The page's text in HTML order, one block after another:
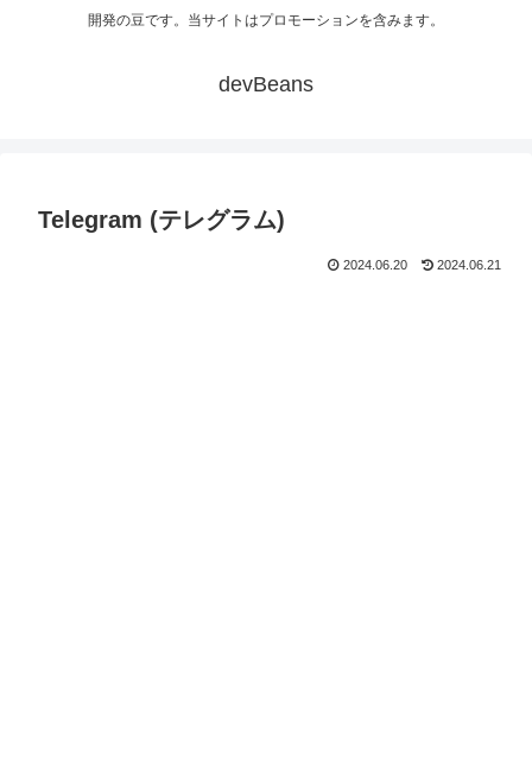
開発の豆です。当サイトはプロモーションを含みます。
devBeans
Telegram (テレグラム)
2024.06.20 2024.06.21